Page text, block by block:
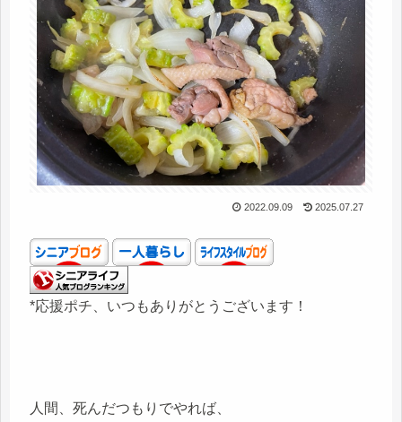
2022.09.09 2025.07.27
*応援ポチ、いつもありがとうございます！
人間、死んだつもりでやれば、